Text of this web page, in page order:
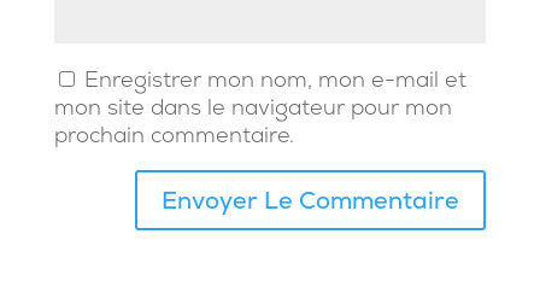
Enregistrer mon nom, mon e-mail et
mon site dans le navigateur pour mon
prochain commentaire.